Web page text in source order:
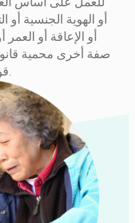
أو الهوية الجنسية
أو الإعاقة أو
صفة أخرى محمية
قوانين الولاية أو القوانين المحلية.